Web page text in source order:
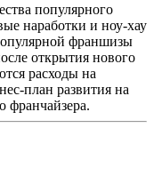
популярного
наработки и ноу-хау
франшизы
открытия нового
расходы на
план развития на
франчайзера.